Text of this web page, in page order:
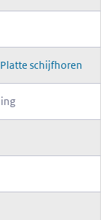
schijfhoren